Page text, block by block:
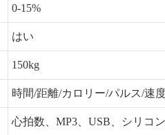
0-15%
はい
150kg
時間/距離/カロリー/パルス/速
心拍数、MP3、USB、シリコ